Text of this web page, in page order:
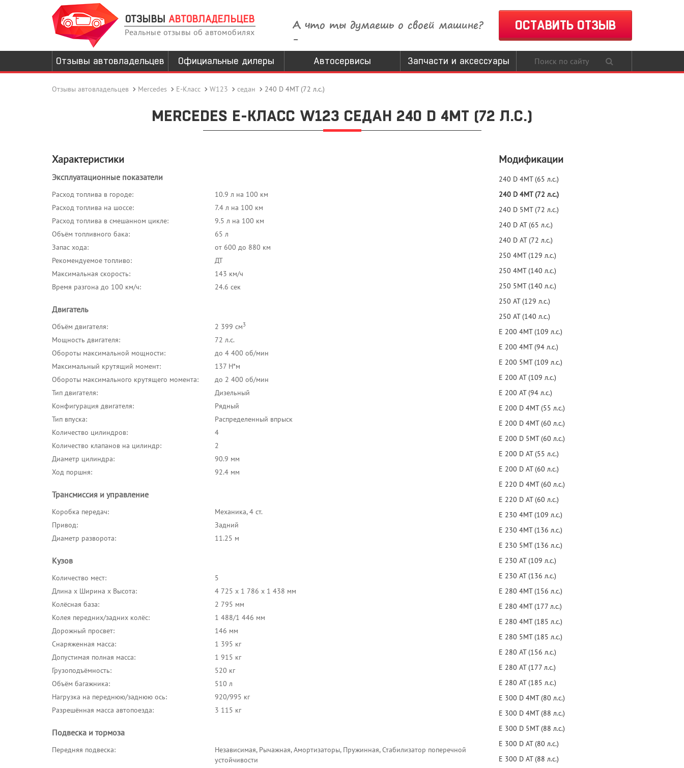
ОТЗЫВЫ АВТОВЛАДЕЛЬЦЕВ
Реальные отзывы об автомобилях
А что ты думаешь о своей машине?
-
ОСТАВИТЬ ОТЗЫВ
Отзывы автовладельцев Официальные дилеры Автосервисы Запчасти и аксессуары
Отзывы автовладельцев Mercedes E-Класс W123 седан 240 D 4MT (72 л.с.)
MERCEDES E-КЛАСС W123 СЕДАН 240 D 4MT (72 Л.С.)
Характеристики
Эксплуатационные показатели
Расход топлива в городе:
10.9 л на 100 км
Расход топлива на шоссе:
7.4 л на 100 км
Расход топлива в смешанном цикле:
9.5 л на 100 км
Объём топливного бака:
65 л
Запас хода:
от 600 до 880 км
Рекомендуемое топливо:
ДТ
Максимальная скорость:
143 км/ч
Время разгона до 100 км/ч:
24.6 сек
Двигатель
Объём двигателя: 2 399 см3
Мощность двигателя:
72 л.с.
Обороты максимальной мощности:
до 4 400 об/мин
Максимальный крутящий момент:
137 Н*м
Обороты максимального крутящего момента:
до 2 400 об/мин
Тип двигателя:
Дизельный
Конфигурация двигателя:
Рядный
Тип впуска:
Распределенный впрыск
Количество цилиндров:
4
Количество клапанов на цилиндр:
2
Диаметр цилиндра:
90.9 мм
Ход поршня:
92.4 мм
Трансмиссия и управление
Коробка передач:
Механика, 4 ст.
Привод:
Задний
Диаметр разворота:
11.25 м
Кузов
Количество мест:
5
Длина x Ширина x Высота:
4 725 x 1 786 x 1 438 мм
Колёсная база:
2 795 мм
Колея передних/задних колёс:
1 488/1 446 мм
Дорожный просвет:
146 мм
Снаряженная масса:
1 395 кг
Допустимая полная масса:
1 915 кг
Грузоподъёмность:
520 кг
Объём багажника:
510 л
Нагрузка на переднюю/заднюю ось:
920/995 кг
Разрешённая масса автопоезда:
3 115 кг
Подвеска и тормоза
Передняя подвеска:
Независимая, Рычажная, Амортизаторы, Пружинная, Стабилизатор поперечной
устойчивости
Модификации
240 D 4MT (65 л.с.)
240 D 4MT (72 л.с.)
240 D 5MT (72 л.с.)
240 D AT (65 л.с.)
240 D AT (72 л.с.)
250 4MT (129 л.с.)
250 4MT (140 л.с.)
250 5MT (140 л.с.)
250 AT (129 л.с.)
250 AT (140 л.с.)
E 200 4MT (109 л.с.)
E 200 4MT (94 л.с.)
E 200 5MT (109 л.с.)
E 200 AT (109 л.с.)
E 200 AT (94 л.с.)
E 200 D 4MT (55 л.с.)
E 200 D 4MT (60 л.с.)
E 200 D 5MT (60 л.с.)
E 200 D AT (55 л.с.)
E 200 D AT (60 л.с.)
E 220 D 4MT (60 л.с.)
E 220 D AT (60 л.с.)
E 230 4MT (109 л.с.)
E 230 4MT (136 л.с.)
E 230 5MT (136 л.с.)
E 230 AT (109 л.с.)
E 230 AT (136 л.с.)
E 280 4MT (156 л.с.)
E 280 4MT (177 л.с.)
E 280 4MT (185 л.с.)
E 280 5MT (185 л.с.)
E 280 AT (156 л.с.)
E 280 AT (177 л.с.)
E 280 AT (185 л.с.)
E 300 D 4MT (80 л.с.)
E 300 D 4MT (88 л.с.)
E 300 D 5MT (88 л.с.)
E 300 D AT (80 л.с.)
E 300 D AT (88 л.с.)